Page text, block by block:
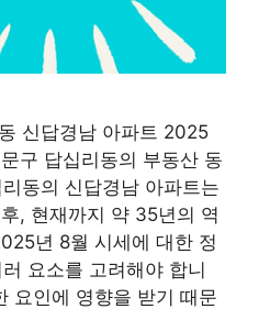
신답경남 아파트 2025
구 답십리동의 부동산 동
동의 신답경남 아파트는
, 현재까지 약 35년의 역
년 8월 시세에 대한 정
요소를 고려해야 합니
요인에 영향을 받기 때문